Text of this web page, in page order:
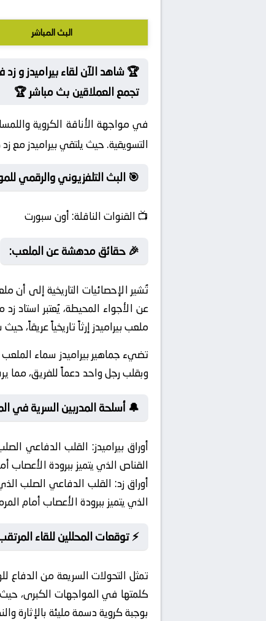
البث المباشر
🏆 شاهد الآن لقاء بيراميدز
تجمع العملاقين بث مباشر 🏆
في مواجهة الأناقة الكروية
التسويقية. حيث يلتقي بيراميدز
🎯 البث التلفزيوني والرقمي
📺 القنوات الناقلة: أون سبورت
🎉 حقائق مدهشة عن الملعب:
تُشير الإحصائيات التاريخية إلى أن
عن الأجواء المحيطة، يُعتبر استاد
ملعب بيراميدز إرثاً تاريخياً عريقاً، حيث سبق له احتضان 69 مباراة نهائية في
تضيء جماهير بيراميدز سماء
وبقلب رجل واحد دعماً للفريق، مما
🔔 أسلحة المدربين السرية في
أوراق بيراميدز: القلب الدفاعي
القناص الذي يتميز ببرودة
أوراق زد: القلب الدفاعي الصلب
الذي يتميز ببرودة الأعصاب أمام
⚡ توقعات المحللين للقاء
تمثل التحولات السريعة من الدفاع
كلمتها في المواجهات الكبرى، حيث
بوجبة كروية دسمة مليئة بالإثارة